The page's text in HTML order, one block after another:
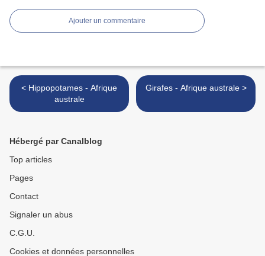
Ajouter un commentaire
< Hippopotames - Afrique
australe
Girafes - Afrique australe >
Hébergé par Canalblog
Top articles
Pages
Contact
Signaler un abus
C.G.U.
Cookies et données personnelles